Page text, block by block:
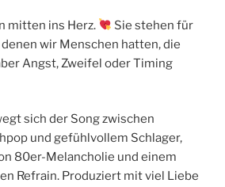
mitten ins Herz.
Sie stehen für
wir Menschen hatten, die
Angst, Zweifel oder Timing
sich der Song zwischen
und gefühlvollem Schlager,
80er-Melancholie und einem
Refrain. Produziert mit viel Liebe